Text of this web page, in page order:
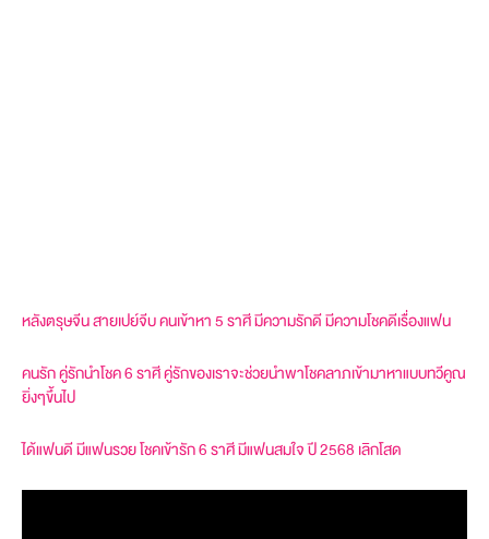
หลังตรุษจีน สายเปย์จีบ คนเข้าหา 5 ราศี มีความรักดี มีความโชคดีเรื่องแฟน
คนรัก คู่รักนำโชค 6 ราศี คู่รักของเราจะช่วยนำพาโชคลาภเข้ามาหาแบบทวีคูณ
ยิ่งๆขึ้นไป
ได้แฟนดี มีแฟนรวย โชคเข้ารัก 6 ราศี มีแฟนสมใจ ปี 2568 เลิกโสด